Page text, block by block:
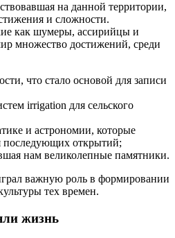
на данной территории,
и сложности.
как шумеры, ассирийцы и
множество достижений, среди
что стало основой для записи
irrigation для сельского
и астрономии, которые
последующих открытий;
нам великолепные памятники.
важную роль в формировании
тех времен.
жизнь